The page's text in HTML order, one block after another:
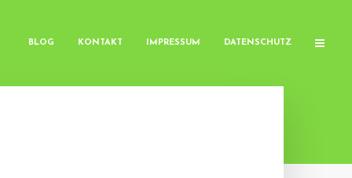
BLOG KONTAKT IMPRESSUM DATENSCHUTZ